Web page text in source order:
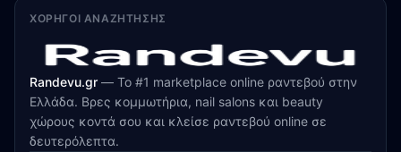
ΧΟΡΗΓΟΊ ΑΝΑΖΉΤΗΣΗΣ
Randevu.gr — Το #1 marketplace online ραντεβού στην
Ελλάδα. Βρες κομμωτήρια, nail salons και beauty
χώρους κοντά σου και κλείσε ραντεβού online σε
δευτερόλεπτα.